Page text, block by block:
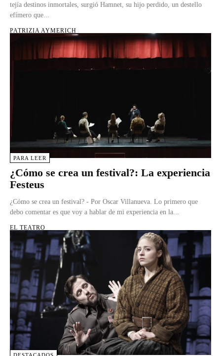
tejía destinos inmortales, surgió Hamnet, su hijo perdido, un destello
efímero que...
PATRIZIA AYMERICH
PARA LEER
¿Cómo se crea un festival?: La experiencia
Festeus
¿Cómo se crea un festival? - Por Oscar Villanueva. Lo primero que
debo comentar es que voy a hablar de mi experiencia en la...
EL TEATRO